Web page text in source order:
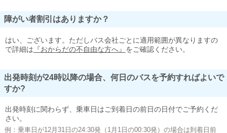
障がい者割引はありますか？
はい、ございます。ただしバス会社ごとに適用範囲が異なりますの
で詳細は 『おからだの不自由な方へ』 をご確認ください。
出発時刻が24時以降の場合、何日のバスを予約すればよいで
すか?
出発時刻に関わらず、乗車日はご到着日の前日の日付でご予約くだ
さい。
例：乗車日が12月31日の24:30発（1月1日の00:30発）の場合は到着日前